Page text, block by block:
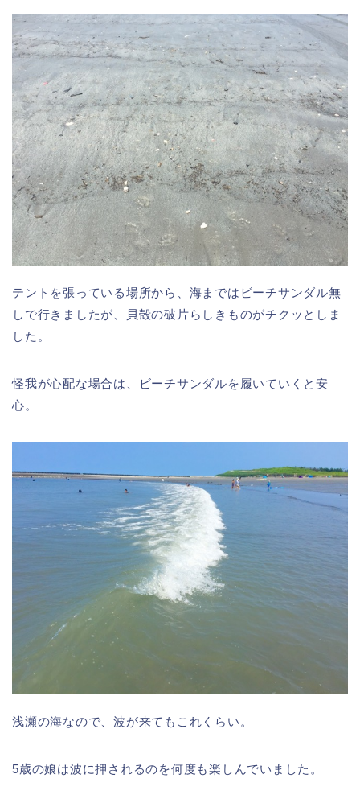
テントを張っている場所から、海まではビーチサンダル無
しで行きましたが、貝殻の破片らしきものがチクッとしま
した。
怪我が心配な場合は、ビーチサンダルを履いて いくと安
心。
浅瀬の海なので、波が来てもこれくらい。
5歳の娘は波に押されるのを何度も楽しんでいました。